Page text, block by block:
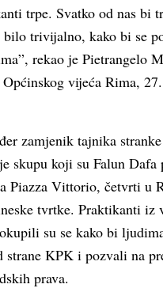
trpe. Svatko od nas bi
bilo trivijalno, kako bi se
rekao je Pietrangelo
vijeća Rima,
zamjenik tajnika
skupu koji su Falun
Piazza Vittorio, četvrti u
tvrtke. Praktikanti iz
su se kako bi
strane KPK i pozvali na
prava.